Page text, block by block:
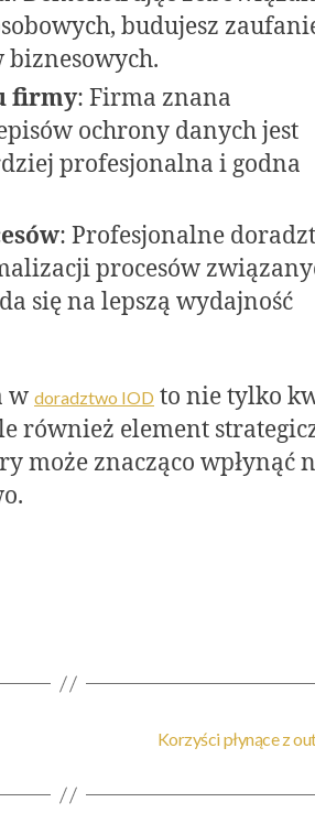
budujesz
firmy: Firma znana
ochrony danych jest
profesjonalna i godna
: Profesjonalne
procesów
się na lepszą wydajność
w doradztwo IOD to nie tylko
również element
może znacząco wpłynąć
Korzyści płynące z